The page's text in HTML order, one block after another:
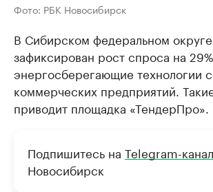
Фото: РБК Новосибирск
В Сибирском федеральном округе
зафиксирован рост спроса на
энергосберегающие технологии
коммерческих предприятий.
приводит площадка «ТендерПро».
Подпишитесь на Telegram-канал
Новосибирск